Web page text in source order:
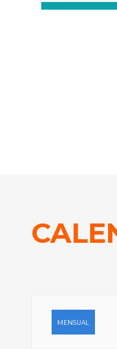
MENSUAL